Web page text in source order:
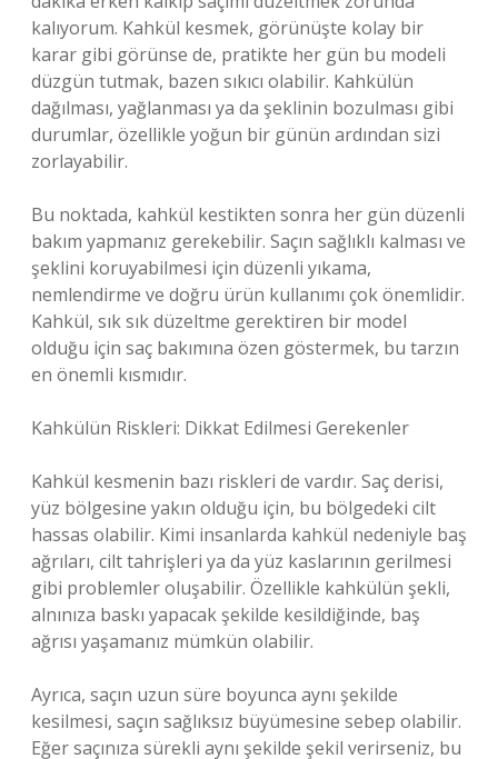
kalıyorum. Kahkül kesmek, görünüşte kolay bir
karar gibi görünse de, pratikte her gün bu modeli
düzgün tutmak, bazen sıkıcı olabilir. Kahkülün
dağılması, yağlanması ya da şeklinin bozulması gibi
durumlar, özellikle yoğun bir günün ardından sizi
zorlayabilir.
Bu noktada, kahkül kestikten sonra her gün düzenli
bakım yapmanız gerekebilir. Saçın sağlıklı kalması ve
şeklini koruyabilmesi için düzenli yıkama,
nemlendirme ve doğru ürün kullanımı çok önemlidir.
Kahkül, sık sık düzeltme gerektiren bir model
olduğu için saç bakımına özen göstermek, bu tarzın
en önemli kısmıdır.
Kahkülün Riskleri: Dikkat Edilmesi Gerekenler
Kahkül kesmenin bazı riskleri de vardır. Saç derisi,
yüz bölgesine yakın olduğu için, bu bölgedeki cilt
hassas olabilir. Kimi insanlarda kahkül nedeniyle baş
ağrıları, cilt tahrişleri ya da yüz kaslarının gerilmesi
gibi problemler oluşabilir. Özellikle kahkülün şekli,
alnınıza baskı yapacak şekilde kesildiğinde, baş
ağrısı yaşamanız mümkün olabilir.
Ayrıca, saçın uzun süre boyunca aynı şekilde
kesilmesi, saçın sağlıksız büyümesine sebep olabilir.
Eğer saçınıza sürekli aynı şekilde şekil verirseniz, bu